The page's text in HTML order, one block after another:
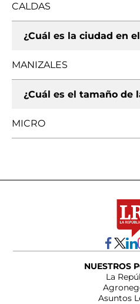
CALDAS
¿Cuál es la ciudad en
MANIZALES
¿Cuál es el tamaño de
MICRO
NUESTROS
La
Asuntos